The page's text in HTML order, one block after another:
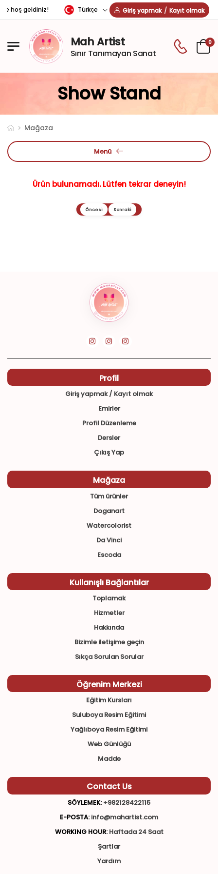
hoş geldiniz! Türkçe Giriş yapmak / Kayıt olmak
Mah Artist
Sınır Tanımayan Sanat
0
Show Stand
Mağaza
Menü
Ürün bulunamadı. Lütfen tekrar deneyin!
Öncesi Sonraki
Profil
Giriş yapmak / Kayıt olmak
Emirler
Profil Düzenleme
Dersler
Çıkış Yap
Mağaza
Tüm ürünler
Doganart
Watercolorist
Da Vinci
Escoda
Kullanışlı Bağlantılar
Toplamak
Hizmetler
Hakkında
Bizimle iletişime geçin
Sıkça Sorulan Sorular
Öğrenim Merkezi
Eğitim Kursları
Suluboya Resim Eğitimi
Yağlıboya Resim Eğitimi
Web Günlüğü
Madde
Contact Us
SÖYLEMEK: +982128422115
E-POSTA: info@mahartist.com
WORKING HOUR: Haftada 24 Saat
Şartlar
Yardım